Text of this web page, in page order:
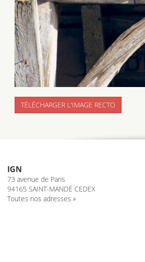
TÉLÉCHARGER L'IMAGE RECTO
IGN
73 avenue de Paris
94165 SAINT-MANDÉ CEDEX
Toutes nos adresses »